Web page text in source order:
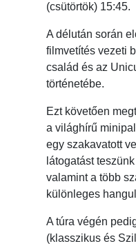
(csütörtök) 15:45.
A délután során
filmvetítés vezeti
család és az
történetébe.
Ezt követően
a világhírű
egy szakavatott
látogatást
valamint a több
különleges
A túra végén
(klasszikus és